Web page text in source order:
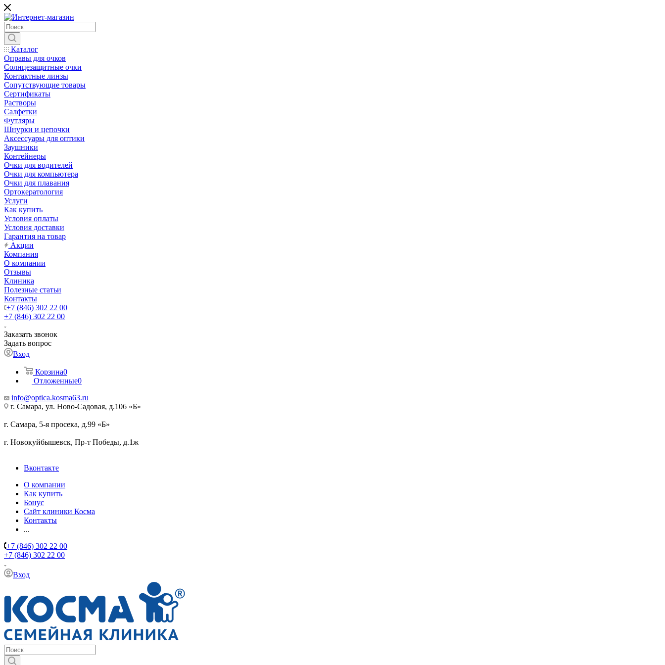
Каталог
Оправы для очков
Солнцезащитные очки
Контактные линзы
Сопутствующие товары
Сертификаты
Растворы
Салфетки
Футляры
Шнурки и цепочки
Аксессуары для оптики
Заушники
Контейнеры
Очки для водителей
Очки для компьютера
Очки для плавания
Ортокератология
Услуги
Как купить
Условия оплаты
Условия доставки
Гарантия на товар
Акции
Компания
О компании
Отзывы
Клиника
Полезные статьи
Контакты
+7 (846) 302 22 00
+7 (846) 302 22 00
Заказать звонок
Задать вопрос
Вход
Корзина0
Отложенные0
info@optica.kosma63.ru
г. Самара, ул. Ново-Садовая, д.106 «Б»
г. Самара, 5-я просека, д.99 «Б»
г. Новокуйбышевск, Пр-т Победы, д.1ж
Вконтакте
О компании
Как купить
Бонус
Сайт клиники Косма
Контакты
...
+7 (846) 302 22 00
+7 (846) 302 22 00
Вход